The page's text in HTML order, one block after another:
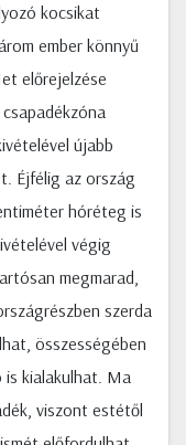
kocsikat
ember könnyű
előrejelzése
újabb
Éjfélig az ország
hóréteg is
végig
megmarad,
szerda
összességében
kialakulhat. Ma
viszont estétől